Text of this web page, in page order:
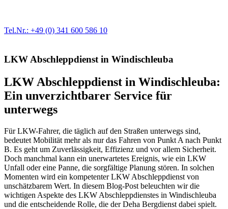
Tel.Nr.: +49 (0) 341 600 586 10
LKW Abschleppdienst in Windischleuba
LKW Abschleppdienst in Windischleuba:
Ein unverzichtbarer Service für
unterwegs
Für LKW-Fahrer, die täglich auf den Straßen unterwegs sind,
bedeutet Mobilität mehr als nur das Fahren von Punkt A nach Punkt
B. Es geht um Zuverlässigkeit, Effizienz und vor allem Sicherheit.
Doch manchmal kann ein unerwartetes Ereignis, wie ein LKW
Unfall oder eine Panne, die sorgfältige Planung stören. In solchen
Momenten wird ein kompetenter LKW Abschleppdienst von
unschätzbarem Wert. In diesem Blog-Post beleuchten wir die
wichtigen Aspekte des LKW Abschleppdienstes in Windischleuba
und die entscheidende Rolle, die der Deha Bergdienst dabei spielt.